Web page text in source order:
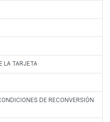
LA TARJETA
DE RECONVERSIÓN